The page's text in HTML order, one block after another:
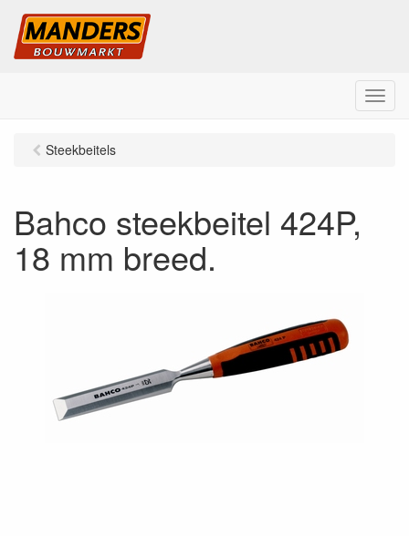
M
e
Steekbeitels
Bahco steekbeitel 424P,
18 mm breed.